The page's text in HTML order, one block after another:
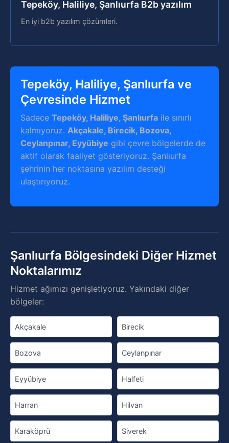
Tepeköy, Haliliye, Şanlıurfa B2b yazılım
En iyi b2b yazılım çözümleri.
Tepeköy, Haliliye, Şanlıurfa ve
Çevresinde Hizmet
Sadece Tepeköy, Haliliye, Şanlıurfa ile sınırlı
kalmıyoruz. Akçakale, Birecik, Bozova,
Ceylanpınar, Eyyübiye gibi çevre bölgelerde de
aktif olarak faaliyet gösteriyoruz. Şanlıurfa
şehrinin her noktasına yazılım desteği
ulaştırıyoruz.
Şanlıurfa Bölgesindeki Diğer Hizmet
Noktalarımız
Hizmet ağımızı genişletiyoruz. Yakındaki diğer
bölgeler:
Akçakale Birecik
Bozova Ceylanpınar
Eyyübiye Halfeti
Harran Hilvan
Karaköprü Siverek